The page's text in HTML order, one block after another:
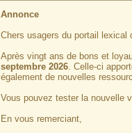
Annonce
Chers usagers du portail lexical
Après vingt ans de bons et
septembre 2026. Celle-ci
également de nouvelles
Vous pouvez tester la nouvelle
En vous remerciant,